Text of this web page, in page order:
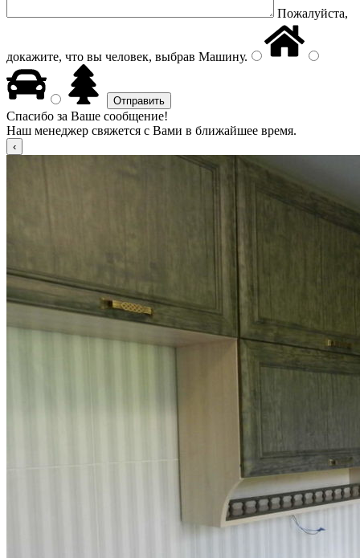
Пожалуйста,
докажите, что вы человек, выбрав Машину.
Спасибо за Ваше сообщение!
Наш менеджер свяжется с Вами в ближайшее время.